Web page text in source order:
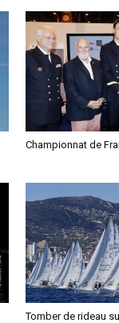
Championnat de
Tomber de rideau